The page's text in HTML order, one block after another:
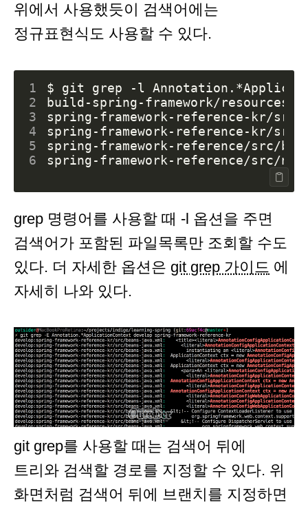
위에서 사용했듯이 검색어에는
정규표현식도 사용할 수 있다.
1
2
3
4
5
6
grep 명령어를 사용할 때 -l 옵션을 주면
검색어가 포함된 파일목록만 조회할 수도
있다. 더 자세한 옵션은 git grep 가이드 에
자세히 나와 있다.
git grep를 사용할 때는 검색어 뒤에
트리와 검색할 경로를 지정할 수 있다. 위
화면처럼 검색어 뒤에 브랜치를 지정하면